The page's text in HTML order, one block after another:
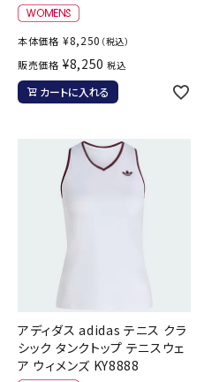
本体価格 ¥8,250 （税込）
販売価格 ¥8,250 税込
カートに入れる
アディダス adidas テニス クラ
シック タンクトップ テニスウェ
ア ウィメンズ KY8888